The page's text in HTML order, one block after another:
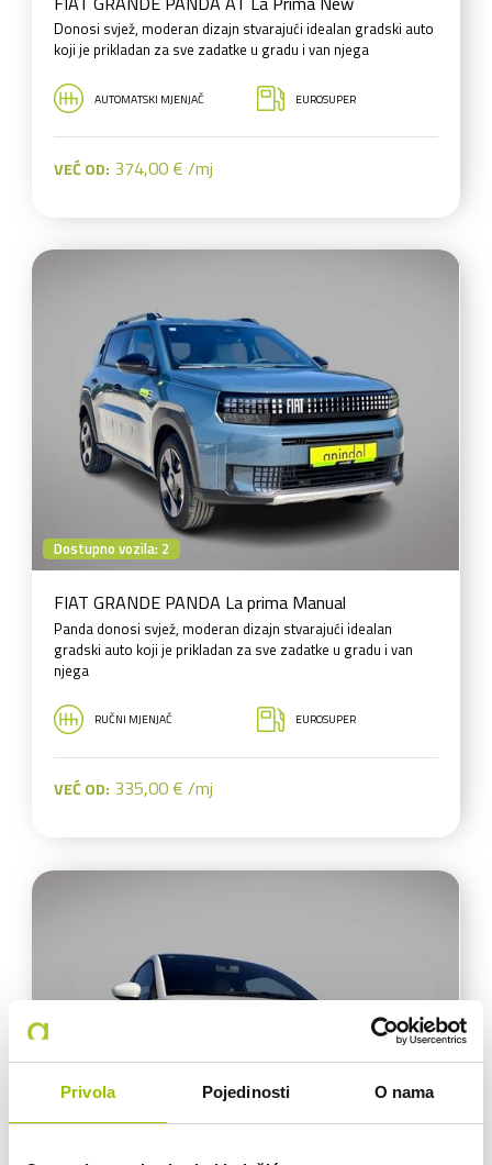
Privola Pojedinosti O nama
Donosi svjež, moderan dizajn stvarajući idealan gradski auto
koji je prikladan za sve zadatke u gradu i van njega
AUTOMATSKI MJENJAČ EUROSUPER
VEĆ OD: 374,00 € /mj
Dostupno vozila: 2
FIAT GRANDE PANDA La prima Manual
Panda donosi svjež, moderan dizajn stvarajući idealan
gradski auto koji je prikladan za sve zadatke u gradu i van
njega
RUČNI MJENJAČ EUROSUPER
VEĆ OD: 335,00 € /mj